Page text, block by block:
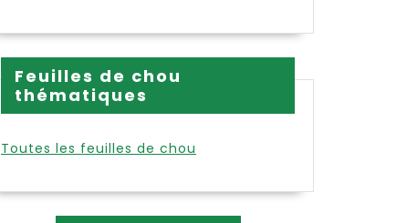
Feuilles de chou
thématiques
Toutes les feuilles de chou